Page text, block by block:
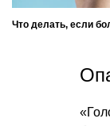
Что делать, если